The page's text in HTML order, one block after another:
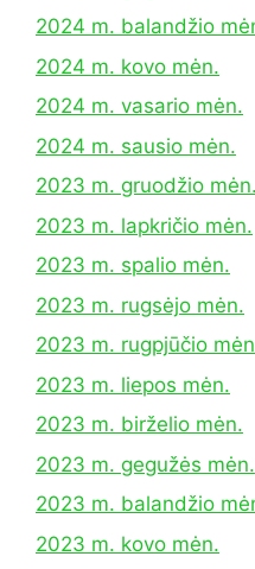
2024 m. balandžio
2024 m. kovo mėn.
2024 m. vasario mėn.
2024 m. sausio mėn.
2023 m. gruodžio mėn.
2023 m. lapkričio mėn.
2023 m. spalio mėn.
2023 m. rugsėjo mėn.
2023 m. rugpjūčio
2023 m. liepos mėn.
2023 m. birželio mėn.
2023 m. gegužės mėn.
2023 m. balandžio
2023 m. kovo mėn.